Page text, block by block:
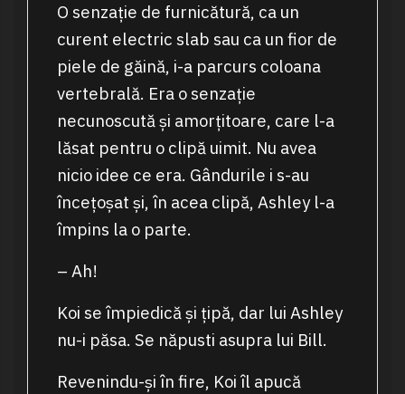
O senzație de furnicătură, ca un
curent electric slab sau ca un fior de
piele de găină, i-a parcurs coloana
vertebrală. Era o senzație
necunoscută și amorțitoare, care l-a
lăsat pentru o clipă uimit. Nu avea
nicio idee ce era. Gândurile i s-au
încețoșat și, în acea clipă, Ashley l-a
împins la o parte.
– Ah!
Koi se împiedică și țipă, dar lui Ashley
nu-i păsa. Se năpusti asupra lui Bill.
Revenindu-și în fire, Koi îl apucă